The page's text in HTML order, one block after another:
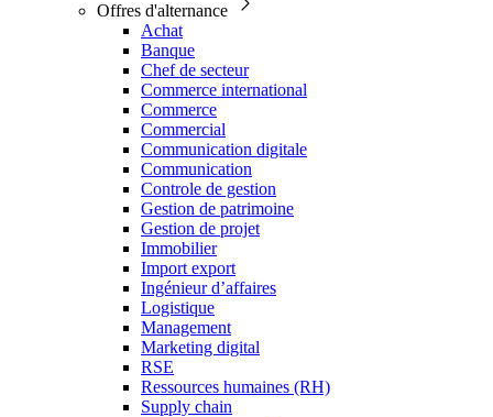
Offres d'alternance
Achat
Banque
Chef de secteur
Commerce international
Commerce
Commercial
Communication digitale
Communication
Controle de gestion
Gestion de patrimoine
Gestion de projet
Immobilier
Import export
Ingénieur d’affaires
Logistique
Management
Marketing digital
RSE
Ressources humaines (RH)
Supply chain